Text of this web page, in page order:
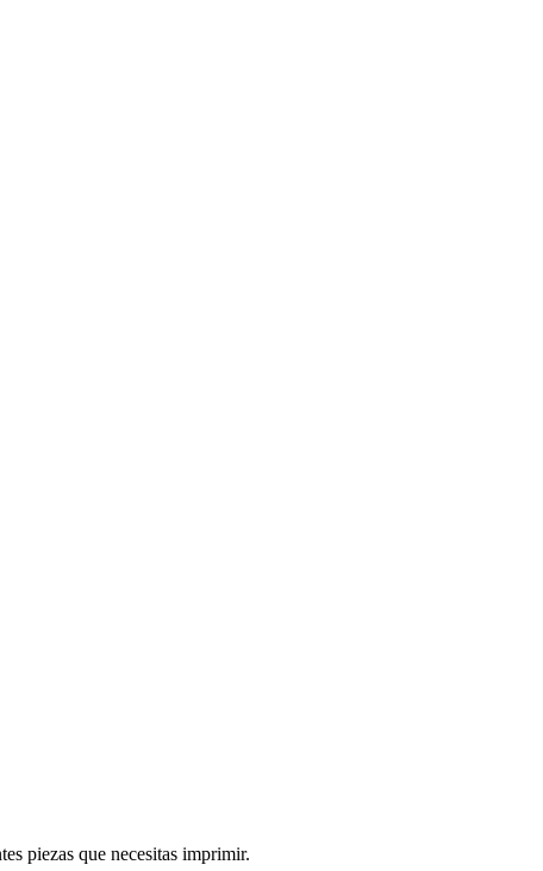
piezas que necesitas imprimir.